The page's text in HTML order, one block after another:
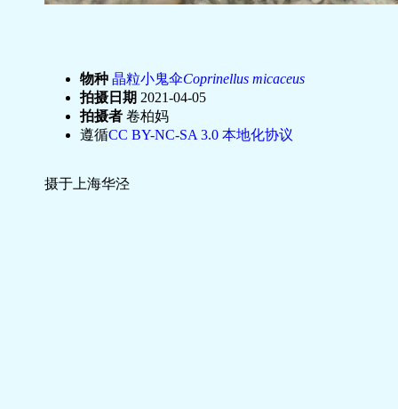
物种 晶粒小鬼伞Coprinellus micaceus
拍摄日期 2021-04-05
拍摄者 卷柏妈
遵循CC BY-NC-SA 3.0 本地化协议
摄于上海华泾